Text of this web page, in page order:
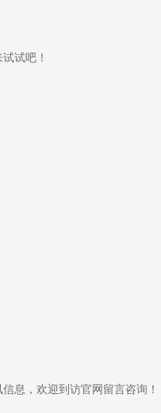
试吧！
息，欢迎到访官网留言咨询！